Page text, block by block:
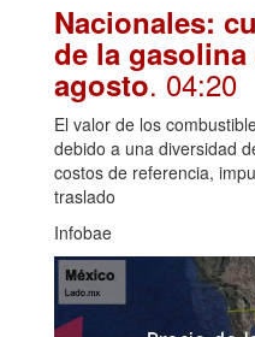
Nacionales:
de la gasolina
agosto. 04:20
El valor de los
debido a una diversidad
costos de referencia,
traslado
Infobae